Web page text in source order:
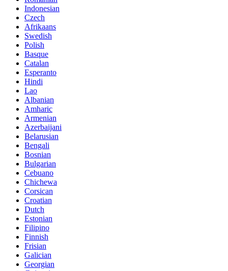
Indonesian
Czech
Afrikaans
Swedish
Polish
Basque
Catalan
Esperanto
Hindi
Lao
Albanian
Amharic
Armenian
Azerbaijani
Belarusian
Bengali
Bosnian
Bulgarian
Cebuano
Chichewa
Corsican
Croatian
Dutch
Estonian
Filipino
Finnish
Frisian
Galician
Georgian